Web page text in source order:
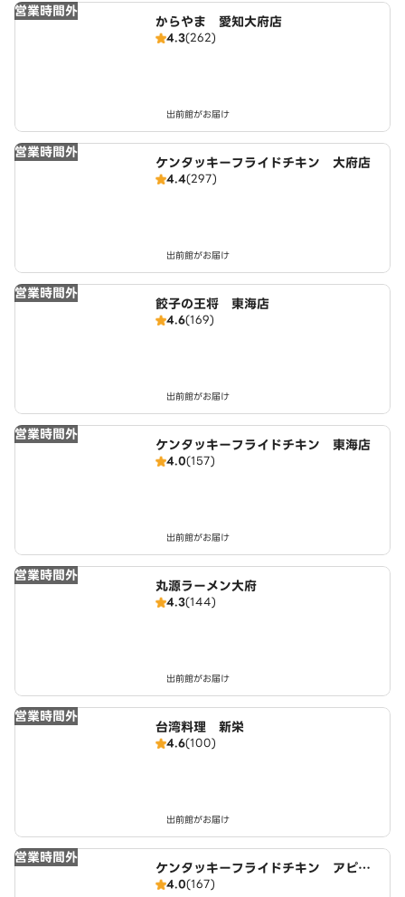
営業時間外
からやま 愛知大府店
4.3(262)
出前館がお届け
営業時間外
ケンタッキーフライドチキン 大府店
4.4(297)
出前館がお届け
営業時間外
餃子の王将 東海店
4.6(169)
出前館がお届け
営業時間外
ケンタッキーフライドチキン 東海店
4.0(157)
出前館がお届け
営業時間外
丸源ラーメン大府
4.3(144)
出前館がお届け
営業時間外
台湾料理 新栄
4.6(100)
出前館がお届け
営業時間外
ケンタッキーフライドチキン アピタ
東海荒尾店
4.0(167)